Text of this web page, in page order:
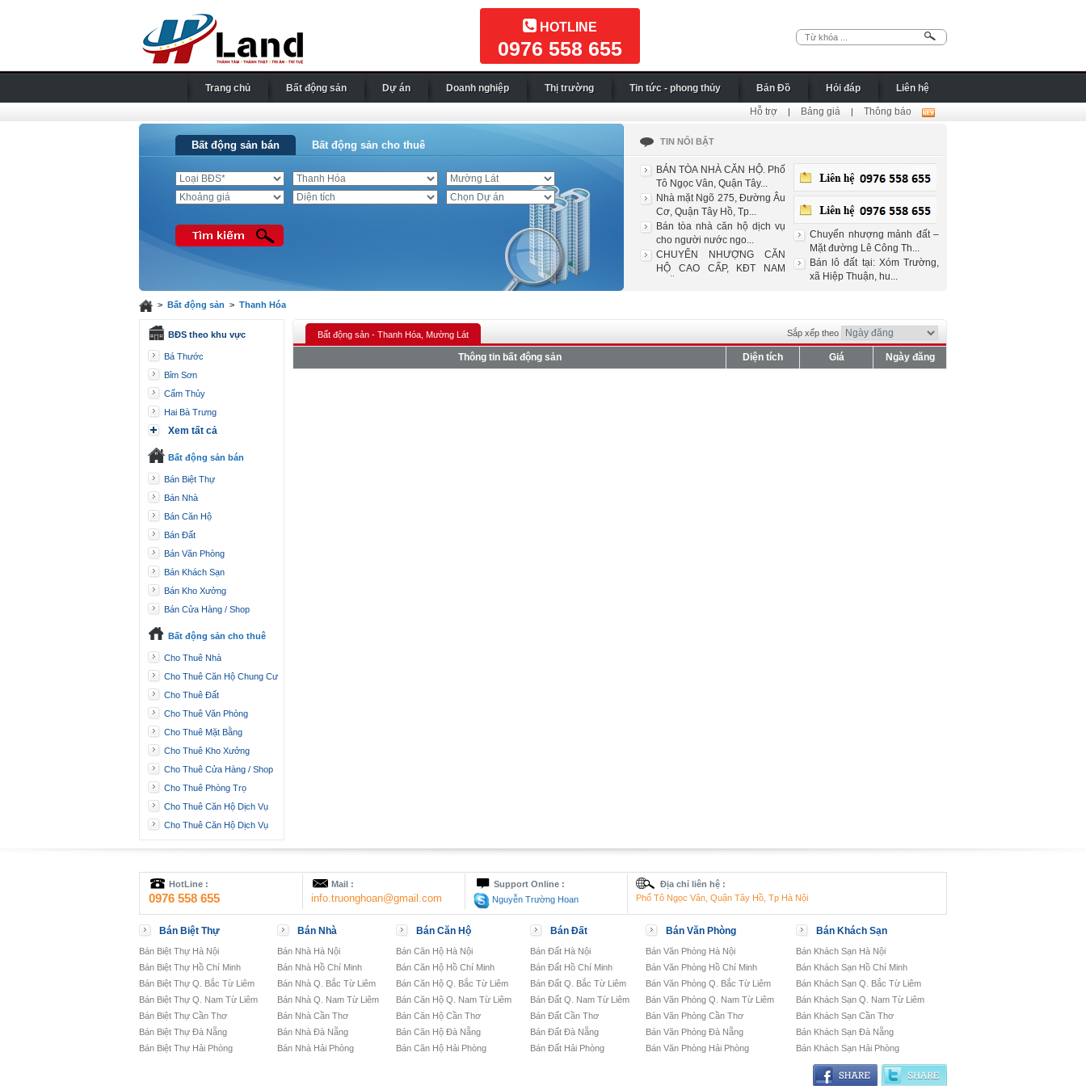
HOTLINE
0976 558 655
Trang chủ Bất động sản Dự án Doanh nghiệp Thị trường Tin tức - phong thủy Bản Đồ Hỏi đáp Liên hệ
Hỗ trợ | Bảng giá | Thông báo
Bất động sản bán Bất động sản cho thuê TIN NỔI BẬT
BÁN TÒA NHÀ CĂN HỘ. Phố
Tô Ngọc Vân, Quận Tây...
Nhà mặt Ngõ 275, Đường Âu
Cơ, Quận Tây Hồ, Tp...
Bán tòa nhà căn hộ dịch vụ
cho người nước ngo...
CHUYỂN NHƯỢNG CĂN
HỘ CAO CẤP, KĐT NAM
Chuyển nhượng mảnh đất –
Mặt đường Lê Công Th...
Bán lô đất tại: Xóm Trường,
xã Hiệp Thuận, hu...
> Bất động sản > Thanh Hóa
BĐS theo khu vực
Bá Thước
Bỉm Sơn
Cẩm Thủy
Hai Bà Trưng
Xem tất cả
Bất động sản bán
Bán Biệt Thự
Bán Nhà
Bán Căn Hộ
Bán Đất
Bán Văn Phòng
Bán Khách Sạn
Bán Kho Xưởng
Bán Cửa Hàng / Shop
Bất động sản cho thuê
Cho Thuê Nhà
Cho Thuê Căn Hộ Chung Cư
Cho Thuê Đất
Cho Thuê Văn Phòng
Cho Thuê Mặt Bằng
Cho Thuê Kho Xưởng
Cho Thuê Cửa Hàng / Shop
Cho Thuê Phòng Trọ
Cho Thuê Căn Hộ Dịch Vụ
Cho Thuê Căn Hộ Dịch Vụ
Bất động sản - Thanh Hóa, Mường Lát Sắp xếp theo
Thông tin bất động sản Diện tích Giá Ngày đăng
HotLine :
0976 558 655
Mail :
info.truonghoan@gmail.com
Support Online :
Nguyễn Trường Hoan
Địa chỉ liên hệ :
Phố Tô Ngọc Vân, Quận Tây Hồ, Tp Hà Nội
Bán Biệt Thự
Bán Biệt Thự Hà Nội
Bán Biệt Thự Hồ Chí Minh
Bán Biệt Thự Q. Bắc Từ Liêm
Bán Biệt Thự Q. Nam Từ Liêm
Bán Biệt Thự Cần Thơ
Bán Biệt Thự Đà Nẵng
Bán Biệt Thự Hải Phòng
Bán Nhà
Bán Nhà Hà Nội
Bán Nhà Hồ Chí Minh
Bán Nhà Q. Bắc Từ Liêm
Bán Nhà Q. Nam Từ Liêm
Bán Nhà Cần Thơ
Bán Nhà Đà Nẵng
Bán Nhà Hải Phòng
Bán Căn Hộ
Bán Căn Hộ Hà Nội
Bán Căn Hộ Hồ Chí Minh
Bán Căn Hộ Q. Bắc Từ Liêm
Bán Căn Hộ Q. Nam Từ Liêm
Bán Căn Hộ Cần Thơ
Bán Căn Hộ Đà Nẵng
Bán Căn Hộ Hải Phòng
Bán Đất
Bán Đất Hà Nội
Bán Đất Hồ Chí Minh
Bán Đất Q. Bắc Từ Liêm
Bán Đất Q. Nam Từ Liêm
Bán Đất Cần Thơ
Bán Đất Đà Nẵng
Bán Đất Hải Phòng
Bán Văn Phòng
Bán Văn Phòng Hà Nội
Bán Văn Phòng Hồ Chí Minh
Bán Văn Phòng Q. Bắc Từ Liêm
Bán Văn Phòng Q. Nam Từ Liêm
Bán Văn Phòng Cần Thơ
Bán Văn Phòng Đà Nẵng
Bán Văn Phòng Hải Phòng
Bán Khách Sạn
Bán Khách Sạn Hà Nội
Bán Khách Sạn Hồ Chí Minh
Bán Khách Sạn Q. Bắc Từ Liêm
Bán Khách Sạn Q. Nam Từ Liêm
Bán Khách Sạn Cần Thơ
Bán Khách Sạn Đà Nẵng
Bán Khách Sạn Hải Phòng